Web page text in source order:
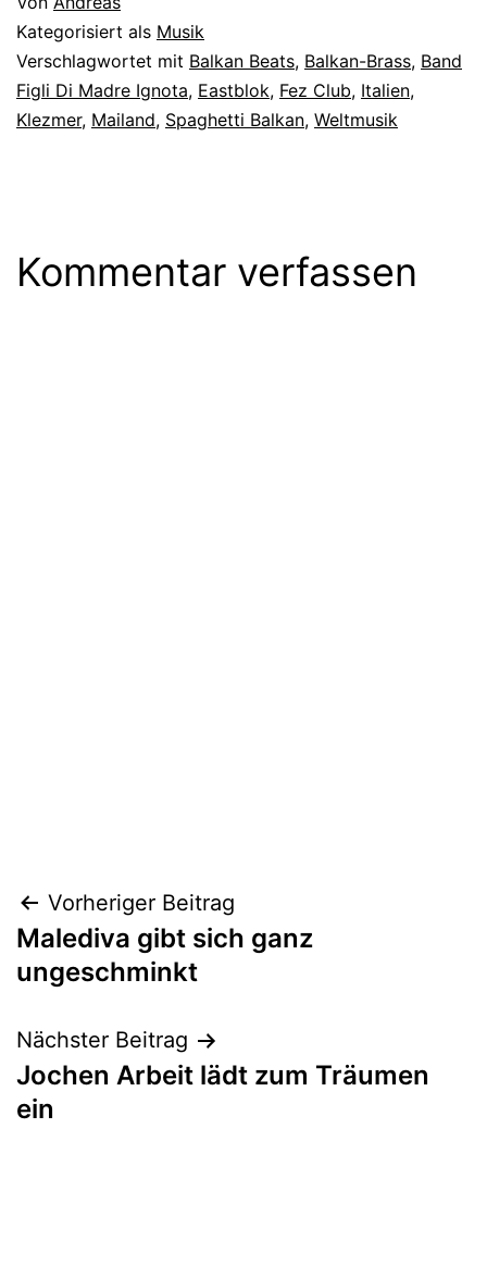
Kategorisiert als Musik
Verschlagwortet mit Balkan Beats, Balkan-Brass, Band
Figli Di Madre Ignota, Eastblok, Fez Club, Italien,
Klezmer, Mailand, Spaghetti Balkan, Weltmusik
Kommentar verfassen
Beitragsnavigation
Vorheriger Beitrag
Malediva gibt sich ganz
ungeschminkt
Nächster Beitrag
Jochen Arbeit lädt zum Träumen
ein